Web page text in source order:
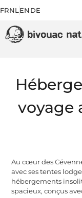
FRNLENDE
voyage
Au cœur des
avec ses tentes
hébergements
spacieux, conçus